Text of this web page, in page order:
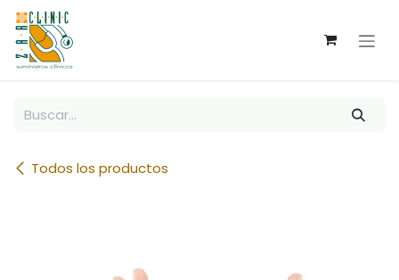
Ir al contenido
Todos los productos